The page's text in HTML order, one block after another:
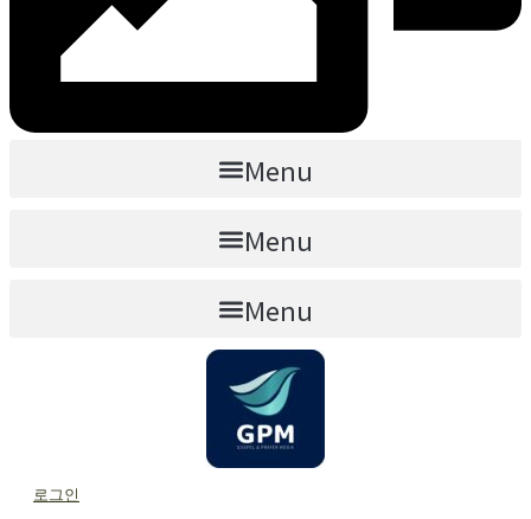
Menu
Menu
Menu
로그인